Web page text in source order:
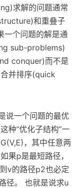
求解的问题通常
和重叠子
个问题的解是通
sub-problems)
conquer)而不是
并排序(quick
说一个问题的最优
种“优化子结构”一
，其中任意两
果p是最短路径，
v的路径p2也必定
径。 也就是说求u